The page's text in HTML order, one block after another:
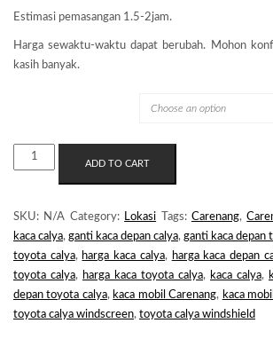
Estimasi pemasangan 1.5-2jam.
Harga sewaktu-waktu dapat berubah. Mohon
kasih banyak.
KACA
MOBIL
QUANTITY
ADD TO CART
SKU: N/A Category: Lokasi Tags: Carenang,
kaca calya, ganti kaca depan calya, ganti kaca depan
toyota calya, harga kaca calya, harga kaca depan
toyota calya, harga kaca toyota calya, kaca calya,
depan toyota calya, kaca mobil Carenang, kaca
toyota calya windscreen, toyota calya windshield